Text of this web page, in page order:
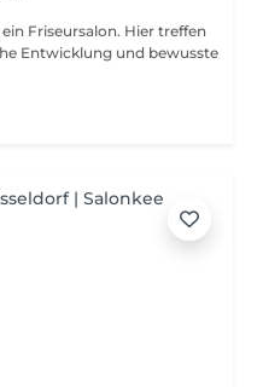
Hier treffen
Entwicklung und bewusste